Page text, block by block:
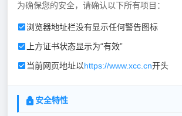
为确保您的安全，请确认以下所有项目：
浏览器地址栏没有显示任何警告图标
上方证书状态显示为“有效”
当前网页地址以https://www.xcc.cn开头
安全特性